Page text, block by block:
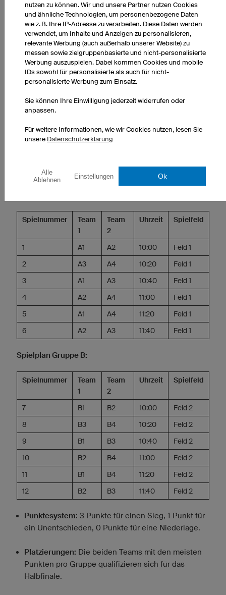
Finale und Spiel um Platz 3:Gewinner der
Halbfinalspiele kommen ins Finale, die Verlierer
spielen um Platz 3.
Spielzeit pro Spiel:15 Minuten (lässt sich anpassen)
Pausen:5 Minuten zwischen den Spielen.
1. Gruppenphase
Spielnummer
Team
1
Team
2
Uhrzeit Spielfeld
1 A1 A2 10:00 Feld 1
2 A3 A4 10:20 Feld 1
3 A1 A3 10:40 Feld 1
4 A2 A4 11:00 Feld 1
5 A1 A4 11:20 Feld 1
6 A2 A3 11:40 Feld 1
Spielplan Gruppe B:
Spielnummer
Team
1
Team
2
Uhrzeit Spielfeld
7 B1 B2 10:00 Feld 2
8 B3 B4 10:20 Feld 2
9 B1 B3 10:40 Feld 2
10 B2 B4 11:00 Feld 2
11 B1 B4 11:20 Feld 2
12 B2 B3 11:40 Feld 2
Punktesystem: 3 Punkte für einen Sieg, 1 Punkt für
ein Unentschieden, 0 Punkte für eine Niederlage.
Platzierungen: Die beiden Teams mit den meisten
Punkten pro Gruppe qualifizieren sich für das
Halbfinale.
nutzen zu können. Wir und unsere Partner nutzen Cookies
und ähnliche Technologien, um personenbezogene Daten
wie z. B. Ihre IP-Adresse zu verarbeiten. Diese Daten werden
verwendet, um Inhalte und Anzeigen zu personalisieren,
relevante Werbung (auch außerhalb unserer Website) zu
messen sowie zielgruppenbasierte und nicht-personalisierte
Werbung auszuspielen. Dabei kommen Cookies und mobile
IDs sowohl für personalisierte als auch für nicht-
personalisierte Werbung zum Einsatz.
Sie können Ihre Einwilligung jederzeit widerrufen oder
anpassen.
Für weitere Informationen, wie wir Cookies nutzen, lesen Sie
unsere Datenschutzerklärung
Alle
Ablehnen
Einstellungen Ok